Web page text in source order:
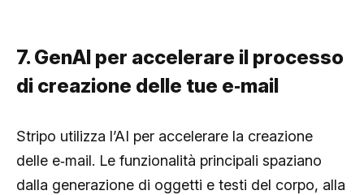
7. GenAI per accelerare il processo
di creazione delle tue e‑mail
Stripo utilizza l’AI per accelerare la creazione
delle e‑mail. Le funzionalità principali spaziano
dalla generazione di oggetti e testi del corpo, alla